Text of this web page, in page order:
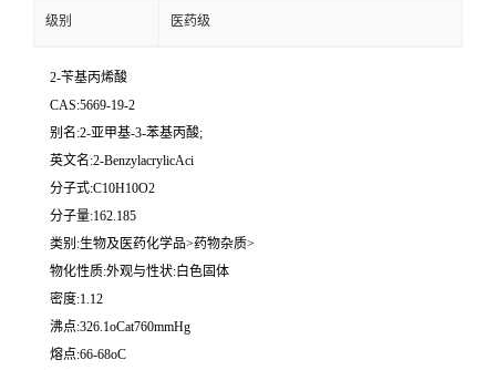
级别 医药级
2-苄基丙烯酸
CAS:5669-19-2
别名:2-亚甲基-3-苯基丙酸;
英文名:2-BenzylacrylicAci
分子式:C10H10O2
分子量:162.185
类别:生物及医药化学品>药物杂质>
物化性质:外观与性状:白色固体
密度:1.12
沸点:326.1oCat760mmHg
熔点:66-68oC